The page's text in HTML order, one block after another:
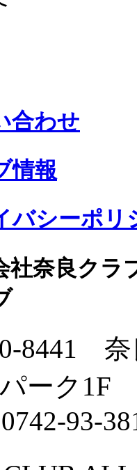
合わせ
情報
バシーポリ
社奈良ク
8441
ーク1F
93-